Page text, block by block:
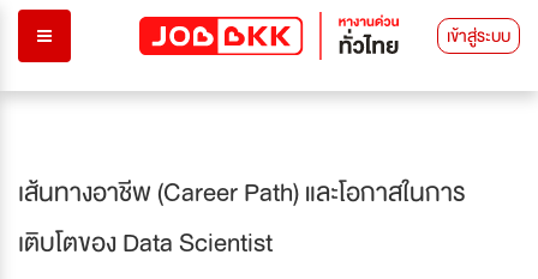
เข้าสู่ระบบ
เส้นทางอาชีพ (Career Path) และโอกาสในการ
เติบโตของ Data Scientist